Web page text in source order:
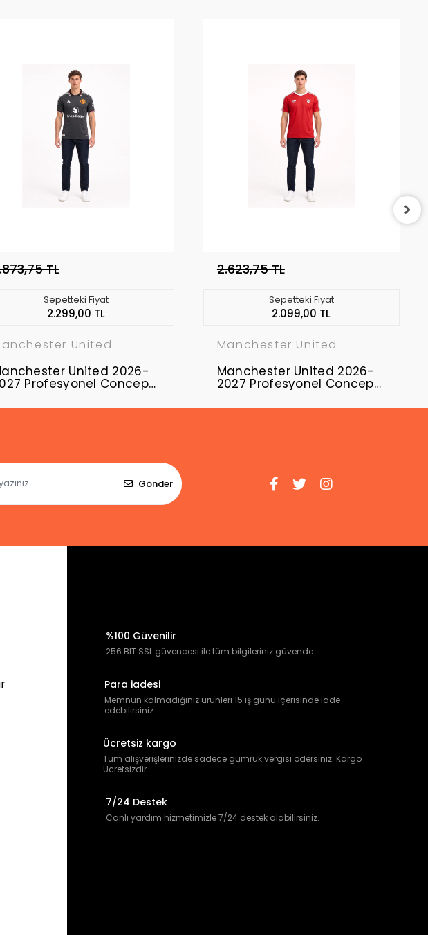
TL
Sepetteki Fiyat
2.299,00 TL
United
United 2026-
Profesyonel Concept
2.623,75 TL
Sepetteki Fiyat
2.099,00 TL
Manchester United
Manchester United 2026-
2027 Profesyonel Concept
Gönder
%100 Güvenilir
256 BIT SSL güvencesi ile tüm bilgileriniz güvende.
Para iadesi
Memnun kalmadığınız ürünleri 15 iş günü içerisinde iade
edebilirsiniz.
Ücretsiz kargo
Tüm alışverişlerinizde sadece gümrük vergisi ödersiniz. Kargo
Ücretsizdir.
7/24 Destek
Canlı yardım hizmetimizle 7/24 destek alabilirsiniz.